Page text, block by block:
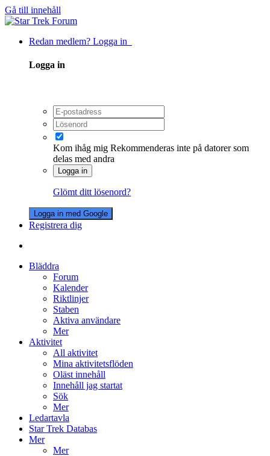
Gå till innehåll
Redan medlem? Logga in
Logga in
Kom ihåg mig Rekommenderas inte på datorer som
delas med andra
Logga in
Glömt ditt lösenord?
Logga in med Google
Registrera dig
Bläddra
Forum
Kalender
Riktlinjer
Staben
Aktiva användare
Mer
Aktivitet
All aktivitet
Mina aktivitetsflöden
Oläst innehåll
Innehåll jag startat
Sök
Mer
Ledartavla
Star Trek Databas
Mer
Mer